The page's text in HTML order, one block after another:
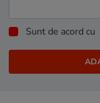
Sunt de acord cu